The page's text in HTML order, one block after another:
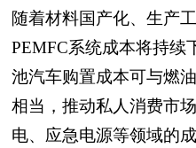
随着材料国产化、生产
PEMFC系统成本将持续
池汽车购置成本可与燃
相当，推动私人消费市
电、应急电源等领域的